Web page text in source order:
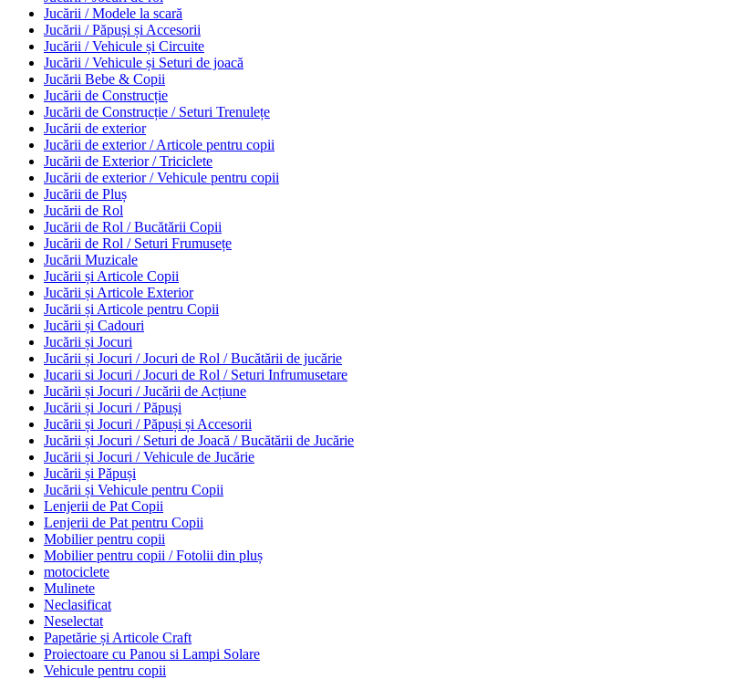
Jucării / Modele la scară
Jucării / Păpuși și Accesorii
Jucării / Vehicule și Circuite
Jucării / Vehicule și Seturi de joacă
Jucării Bebe & Copii
Jucării de Construcție
Jucării de Construcție / Seturi Trenulețe
Jucării de exterior
Jucării de exterior / Articole pentru copii
Jucării de Exterior / Triciclete
Jucării de exterior / Vehicule pentru copii
Jucării de Pluș
Jucării de Rol
Jucării de Rol / Bucătării Copii
Jucării de Rol / Seturi Frumusețe
Jucării Muzicale
Jucării și Articole Copii
Jucării și Articole Exterior
Jucării și Articole pentru Copii
Jucării și Cadouri
Jucării și Jocuri
Jucării și Jocuri / Jocuri de Rol / Bucătării de jucărie
Jucarii si Jocuri / Jocuri de Rol / Seturi Infrumusetare
Jucării și Jocuri / Jucării de Acțiune
Jucării și Jocuri / Păpuși
Jucării și Jocuri / Păpuși și Accesorii
Jucării și Jocuri / Seturi de Joacă / Bucătării de Jucărie
Jucării și Jocuri / Vehicule de Jucărie
Jucării și Păpuși
Jucării și Vehicule pentru Copii
Lenjerii de Pat Copii
Lenjerii de Pat pentru Copii
Mobilier pentru copii
Mobilier pentru copii / Fotolii din pluș
motociclete
Mulinete
Neclasificat
Neselectat
Papetărie și Articole Craft
Proiectoare cu Panou si Lampi Solare
Vehicule pentru copii